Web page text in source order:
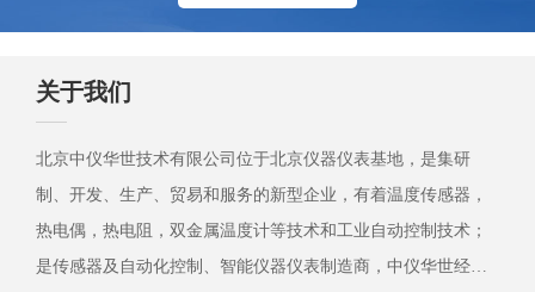
关于我们
北京中仪华世技术有限公司位于北京仪器仪表基地，是集研
制、开发、生产、贸易和服务的新型企业，有着温度传感器，
热电偶，热电阻，双金属温度计等技术和工业自动控制技术；
是传感器及自动化控制、智能仪器仪表制造商，中仪华世经过